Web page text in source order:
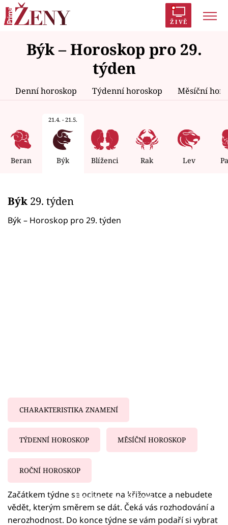
ŽIVĚ
Trendy: Polabí Inspekce Prostřeno!
AYTO?
Proměny
Témata
Celebrity
Seriály
Sledujte nás
Býk – Horoskop pro 29.
týden
Denní horoskop Týdenní horoskop Měsíční
Beran
21.4. - 21.5.
Býk Blíženci Rak Lev
Býk 29. týden
Býk – Horoskop pro 29. týden
CHARAKTERISTIKA ZNAMENÍ
TÝDENNÍ HOROSKOP MĚSÍČNÍ HOROSKOP
ROČNÍ HOROSKOP
Failed to fetch
Začátkem týdne se ocitnete na křižovatce a nebudete
vědět, kterým směrem se dát. Čeká vás rozhodování a
nerozhodnost. Do konce týdne se vám podaří si vybrat